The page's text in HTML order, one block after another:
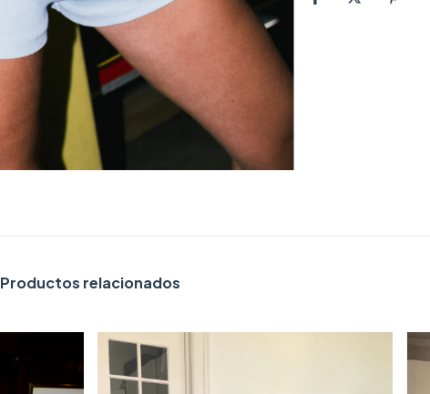
Productos relacionados